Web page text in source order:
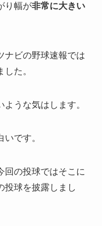
り幅が非常に大きい
ナビの野球速報では
た。
うな気はします。
いです。
回の投球ではそこに
投球を披露しまし